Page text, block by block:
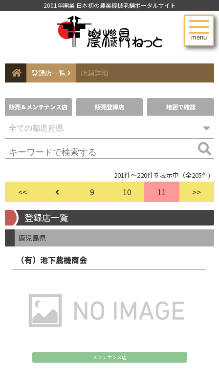
menu
2001年開業 日本初の農業機械老舗ポータルサイト
登録店一覧 店舗詳細
販売＆メンテナンス店 販売登録店 地図で確認
201件～220件を表示中（全205件)
<< 9 10 11 >>
登録店一覧
鹿児島県
（有）池下農機商会
メンテナンス店